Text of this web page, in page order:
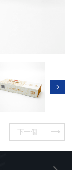
下一個